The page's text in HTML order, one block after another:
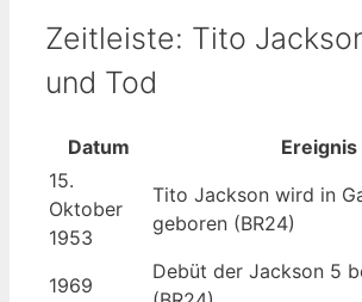
Zeitleiste: Tito
und Tod
Datum
Ereignis
15.
Oktober
1953
Tito Jackson wird in
geboren (BR24)
1969
Debüt der Jackson 5